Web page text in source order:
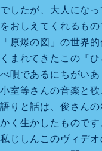
でしたが、大人にな
をおしえてくれるもの
「原爆の図」の世界
くまれてきたこの『
べ唄であるにちがいあ
小室等さんの音楽と
語りと話は、俊さん
かく生かしたものです
私じしんこのヴィデ